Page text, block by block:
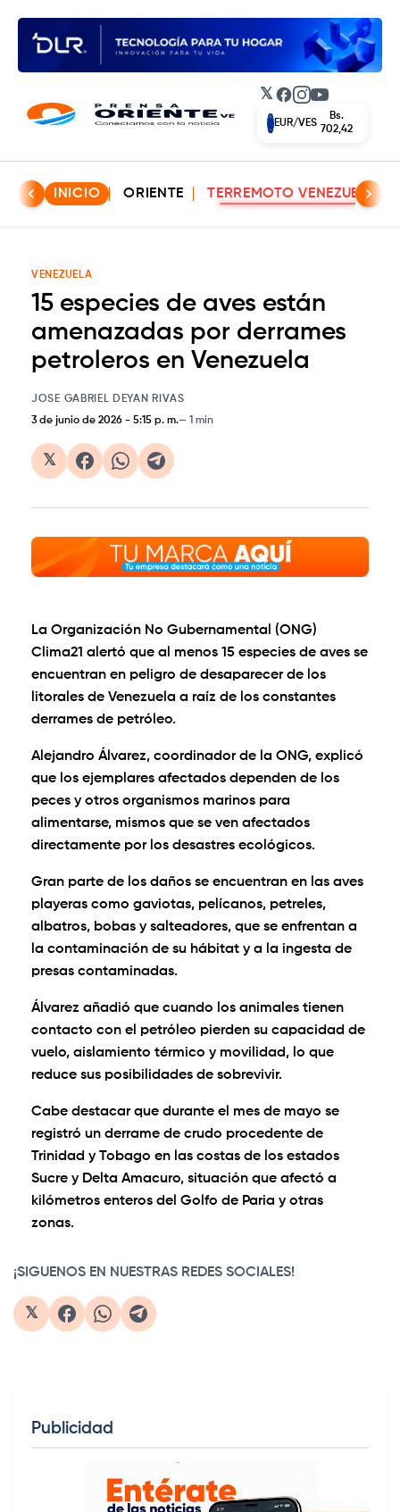
𝕏 Facebook
Instagram
YouTube
EUR/VES
Bs.
702,42
INICIO ORIENTE TERREMOTO VENEZUELA
VENEZUELA
15 especies de aves están
amenazadas por derrames
petroleros en Venezuela
JOSE GABRIEL DEYAN RIVAS
3 de junio de 2026 - 5:15 p. m. 1 min
𝕏
La Organización No Gubernamental (ONG)
Clima21 alertó que al menos 15 especies de aves se
encuentran en peligro de desaparecer de los
litorales de Venezuela a raíz de los constantes
derrames de petróleo.
Alejandro Álvarez, coordinador de la ONG, explicó
que los ejemplares afectados dependen de los
peces y otros organismos marinos para
alimentarse, mismos que se ven afectados
directamente por los desastres ecológicos.
Gran parte de los daños se encuentran en las aves
playeras como gaviotas, pelícanos, petreles,
albatros, bobas y salteadores, que se enfrentan a
la contaminación de su hábitat y a la ingesta de
presas contaminadas.
Álvarez añadió que cuando los animales tienen
contacto con el petróleo pierden su capacidad de
vuelo, aislamiento térmico y movilidad, lo que
reduce sus posibilidades de sobrevivir.
Cabe destacar que durante el mes de mayo se
registró un derrame de crudo procedente de
Trinidad y Tobago en las costas de los estados
Sucre y Delta Amacuro, situación que afectó a
kilómetros enteros del Golfo de Paria y otras
zonas.
¡SIGUENOS EN NUESTRAS REDES SOCIALES!
𝕏
Publicidad